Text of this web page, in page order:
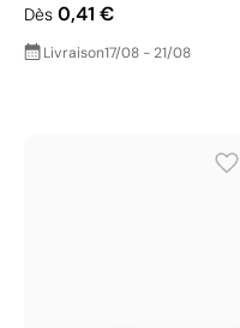
Dès 0,41 €
Livraison17/08 - 21/08